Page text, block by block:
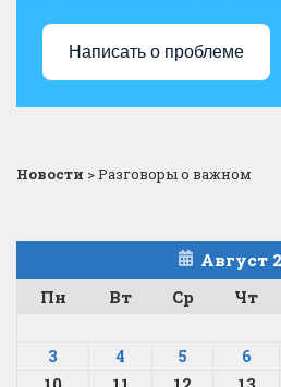
Написать о проблеме
Новости >Разговоры о важном
Август
Пн
Вт Ср Чт
3
4 5 6